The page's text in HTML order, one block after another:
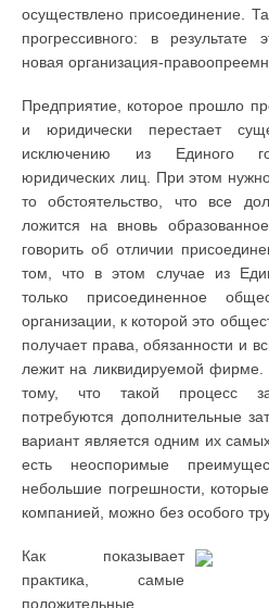
осуществлено присоединение.
прогрессивного: в результате
новая организация-
Предприятие, которое прошло
и юридически перестает
исключению из Единого
юридических лиц. При этом
то обстоятельство, что все
ложится на вновь
говорить об отличии
том, что в этом случае из
только присоединенное
организации, к которой это
получает права, обязанности и
лежит на ликвидируемой фирме.
тому, что такой процесс
потребуются дополнительные
вариант является одним их
есть неоспоримые
небольшие погрешности,
компанией, можно без особого
Как показывает
практика, самые
положительные